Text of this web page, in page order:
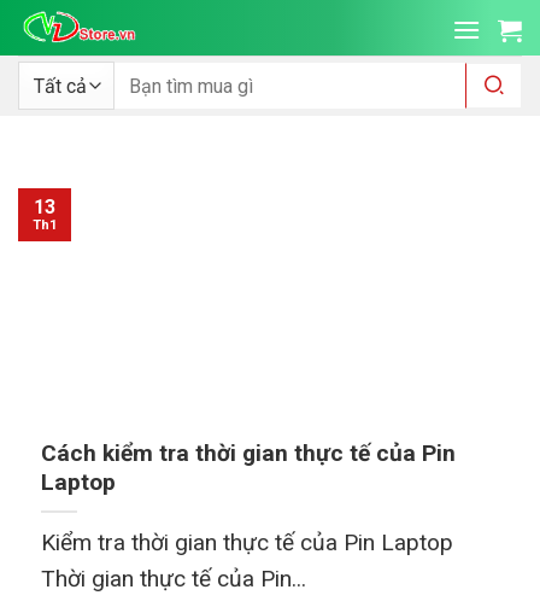
qua
dung
Tìm
kiếm:
Cách kiểm tra thời gian thực tế của Pin
Laptop
Kiểm tra thời gian thực tế của Pin Laptop
Thời gian thực tế của Pin...
13
Th1